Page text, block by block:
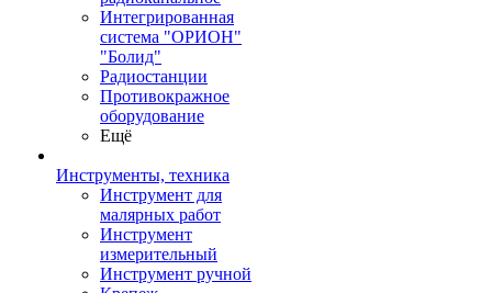
Интегрированная
система "ОРИОН"
"Болид"
Радиостанции
Противокражное
оборудование
Ещё
Инструменты, техника
Инструмент для
малярных работ
Инструмент
измерительный
Инструмент ручной